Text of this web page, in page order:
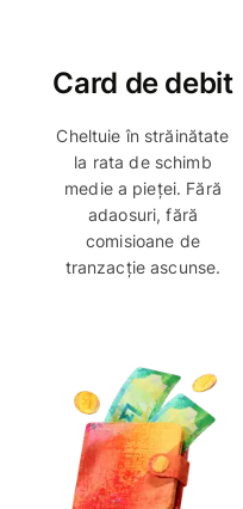
Card de debit
Cheltuie în străinătate
la rata de schimb
medie a pieței. Fără
adaosuri, fără
comisioane de
tranzacție ascunse.